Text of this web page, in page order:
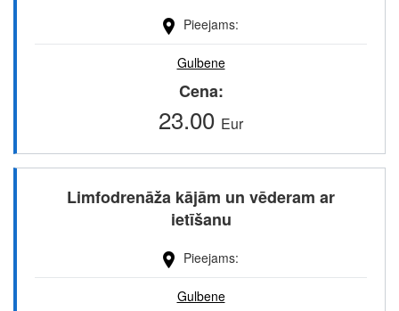
Pieejams
Gulbene
Cena
23.00 Eur
Limfodrenāža kājām un vēderam ar
ietīšanu
Pieejams
Gulbene